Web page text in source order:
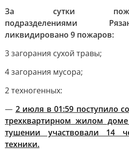
За сутки пожарно-
подразделениями
ликвидировано 9 пожаров:
3 загорания сухой травы;
4 загорания мусора;
2 техногенных:
— 2 июля в 01:59 поступило
трехквартирном жилом
тушении участвовали 14
техники.